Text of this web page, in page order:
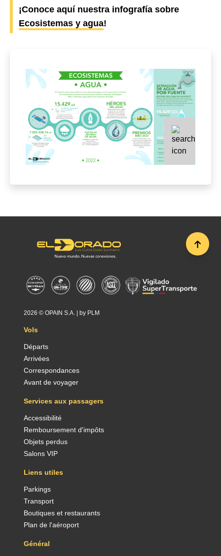
¡Conoce aquí nuestra infografía sobre
Ecosistemas y agua!
2026 © OPAIN S.A. | by PLM
Vols
Départs
Arrivées
Correspondances
Avant de voyager
Services aux passagers
Accessibilité
Remboursement d'impôts
Objets perdus
Salons VIP
Liens utiles
Parkings
Transport
Boutiques et restaurants
Plan de l'aéroport
Général